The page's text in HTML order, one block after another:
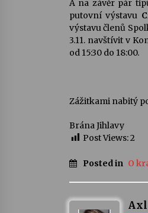
A na závěr pár
putovní výstavu
výstavu členů
3.11. navštívit v
od 15:30 do 18:00.
Zážitkami nabitý
Brána Jihlavy
Post Views:2
Posted in O
Axl